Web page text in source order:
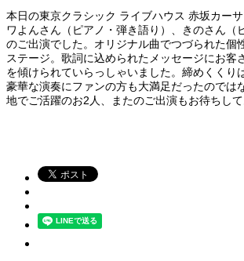
本日の東京クラシック ライブハウス 赤坂カー
ワよんさん（ピアノ・弾き語り）、きのさん（
のご出演でした。オリジナル曲でつづられた個
ステージ。歌詞に込められたメッセージにお客
を傾けられていらっしゃいました。締めくくり
豪華な演奏にファンの方も大満足だったのでは
地でご活躍のお2人、またのご出演もお待ちし